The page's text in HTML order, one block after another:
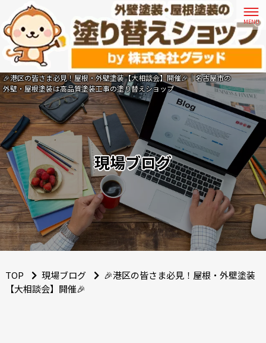
🎉港区の皆さま必見！屋根・外壁塗装【大相談会】開催🎉｜名古屋市の
外壁・屋根塗装は高品質塗装工事の塗り替えショップ
現場ブログ
TOP 現場ブログ
🎉港区の皆さま必見！屋根・外壁塗装
【大相談会】開催🎉